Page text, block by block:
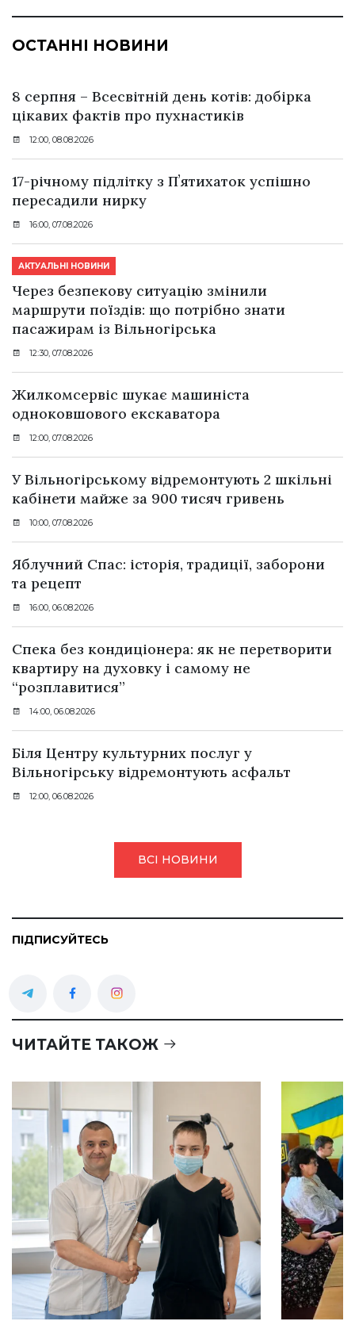
ОСТАННІ НОВИНИ
8 серпня – Всесвітній день котів: добірка
цікавих фактів про пухнастиків
12:00, 08.08.2026
17-річному підлітку з Пʼятихаток успішно
пересадили нирку
16:00, 07.08.2026
АКТУАЛЬНІ НОВИНИ
Через безпекову ситуацію змінили
маршрути поїздів: що потрібно знати
пасажирам із Вільногірська
12:30, 07.08.2026
Жилкомсервіс шукає машиніста
одноковшового екскаватора
12:00, 07.08.2026
У Вільногірському відремонтують 2 шкільні
кабінети майже за 900 тисяч гривень
10:00, 07.08.2026
Яблучний Спас: історія, традиції, заборони
та рецепт
16:00, 06.08.2026
Спека без кондиціонера: як не перетворити
квартиру на духовку і самому не
“розплавитися”
14:00, 06.08.2026
Біля Центру культурних послуг у
Вільногірську відремонтують асфальт
12:00, 06.08.2026
ВСІ НОВИНИ
ПІДПИСУЙТЕСЬ
ЧИТАЙТЕ ТАКОЖ